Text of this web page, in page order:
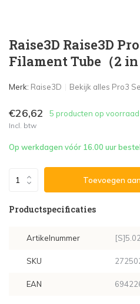
Raise3D Raise3D
Filament Tube（2
Merk: Raise3D Bekijk alles Pro3
€26,62 5 producten op voorraad
Incl. btw
Op werkdagen vóór 16.00 uur
Toevoegen
Productspecificaties
Artikelnummer
SKU
EAN